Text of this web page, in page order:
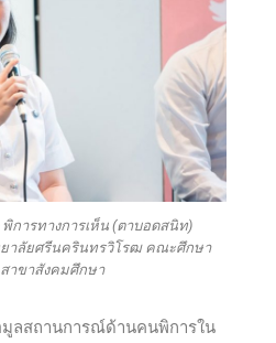
การทางการเห็น (ตาบอดสนิท)
าลัยศรีนครินทรวิโรฒ คณะศึกษา
าขาสังคมศึกษา
ลสถานการณ์ด้านคนพิการใน